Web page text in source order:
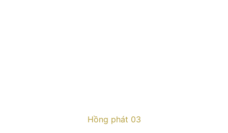
Hồng phát 03